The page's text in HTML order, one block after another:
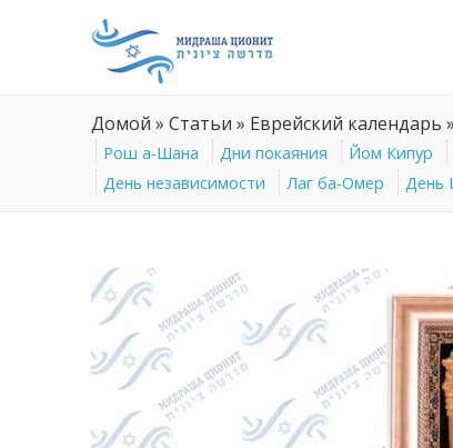
Домой » Статьи » Еврейский календарь »
Рош а-Шана Дни покаяния Йом Кипур
День независимости
Лаг ба-Омер День